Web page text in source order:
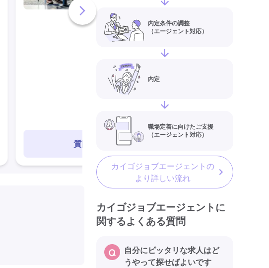
実務者研修(ヘルパー1級)
質問する
内定条件の調整
（エージェント対応）
内定
職場定着に向けたご支援
（エージェント対応）
カイゴジョブエージェントの
より詳しい流れ
カイゴジョブエージェントに
関するよくある質問
自分にピッタリな求人はど
うやって探せばよいです